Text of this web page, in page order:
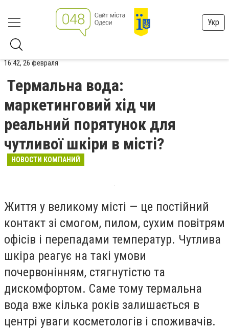
Укр
16:42, 26 февраля
Термальна вода:
маркетинговий хід чи
реальний порятунок для
чутливої шкіри в місті?
НОВОСТИ КОМПАНИЙ
Життя у великому місті — це постійний
контакт зі смогом, пилом, сухим повітрям
офісів і перепадами температур. Чутлива
шкіра реагує на такі умови
почервонінням, стягнутістю та
дискомфортом. Саме тому термальна
вода вже кілька років залишається в
центрі уваги косметологів і споживачів.